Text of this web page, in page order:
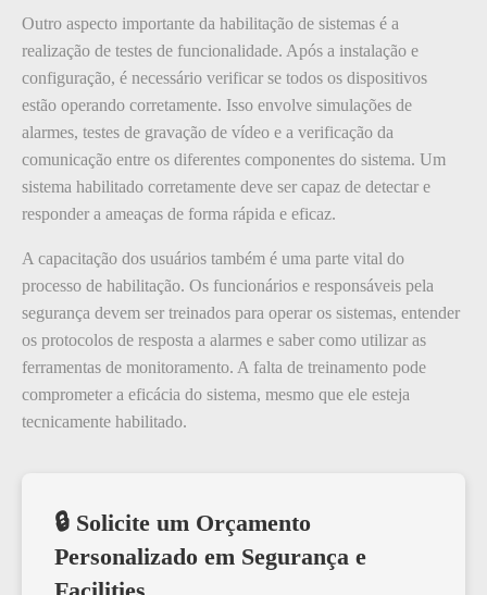
Outro aspecto importante da habilitação de sistemas é a
realização de testes de funcionalidade. Após a instalação e
configuração, é necessário verificar se todos os dispositivos
estão operando corretamente. Isso envolve simulações de
alarmes, testes de gravação de vídeo e a verificação da
comunicação entre os diferentes componentes do sistema. Um
sistema habilitado corretamente deve ser capaz de detectar e
responder a ameaças de forma rápida e eficaz.
A capacitação dos usuários também é uma parte vital do
processo de habilitação. Os funcionários e responsáveis pela
segurança devem ser treinados para operar os sistemas, entender
os protocolos de resposta a alarmes e saber como utilizar as
ferramentas de monitoramento. A falta de treinamento pode
comprometer a eficácia do sistema, mesmo que ele esteja
tecnicamente habilitado.
🔒 Solicite um Orçamento
Personalizado em Segurança e